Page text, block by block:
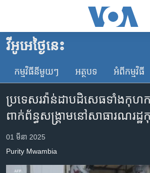
គេហទំព័រ​
ទាក់ទង
និង​
ចូល​
ទៅ​​
ទំព័រ​
ព័ត៌មាន​​
ម្តង
រំលង​
កម្ពុជា
អន្តរជាតិ
ចិន
ហេឡូវីអូអេ
វីអូអេថ្ងៃនេះ
កម្មវិធី​នីមួយៗ អត្ថបទ​ អំពី​កម្មវិធី​
ប្រទេស​រវ៉ាន់ដា​បដិសេធទាំងកុហ
ពាក់ព័ន្ធសង្គ្រាមនៅសាធារណរដ្ឋ
01 មីនា 2025
Purity Mwambia